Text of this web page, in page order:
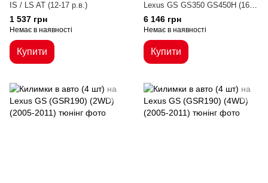
IS / LS AT (12-17 р.в.)
1 537 грн
Немає в наявності
Купити
Lexus GS GS350 GS450H (16-
20 р.в.)
6 146 грн
Немає в наявності
Купити